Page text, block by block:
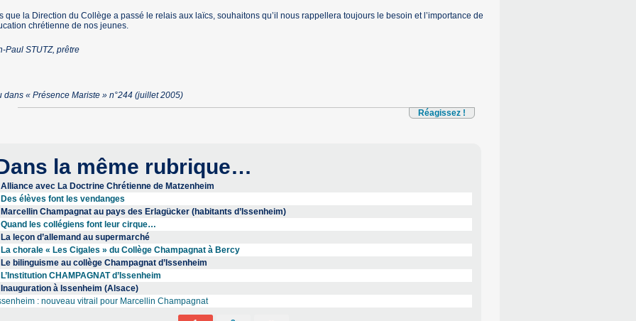
que la Direction du Collège a passé le relais aux laïcs, souhaitons qu’il nous rappellera toujours le besoin et l’importance de
chrétienne de nos jeunes.
Paul STUTZ, prêtre
dans « Présence Mariste » n°244 (juillet 2005)
Réagissez !
la même rubrique…
Alliance avec La Doctrine Chrétienne de Matzenheim
Des élèves font les vendanges
Marcellin Champagnat au pays des Erlagücker (habitants d’Issenheim)
Quand les collégiens font leur cirque…
La leçon d’allemand au supermarché
La chorale « Les Cigales » du Collège Champagnat à Bercy
Le bilinguisme au collège Champagnat d’Issenheim
L’Institution CHAMPAGNAT d’Issenheim
Inauguration à Issenheim (Alsace)
: nouveau vitrail pour Marcellin Champagnat